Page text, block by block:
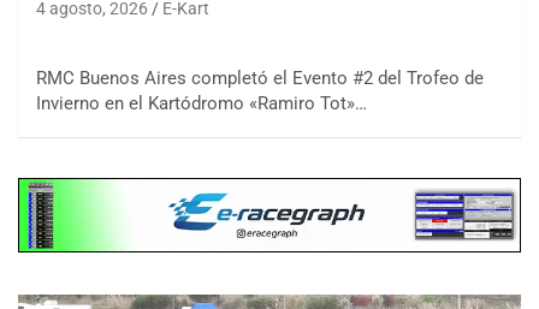
4 agosto, 2026 E-Kart
RMC Buenos Aires completó el Evento #2 del Trofeo de
Invierno en el Kartódromo «Ramiro Tot»…